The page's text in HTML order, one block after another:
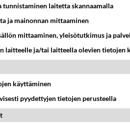
laitetta skannaamalla
ja mainonnan mittaaminen
mittaaminen, yleisötutkimus ja
laitteelle ja/tai laitteella olevien tietojen
käyttäminen
pyydettyjen tietojen perusteella